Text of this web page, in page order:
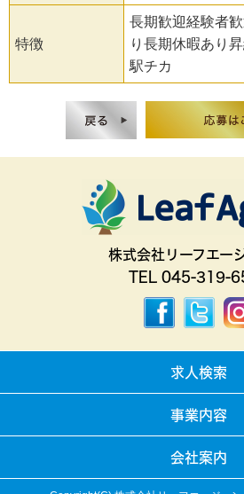
特徴
長期歓迎経験者
り長期休暇あり
駅チカ
株式会社リーフエー
TEL 045-319-
求人検索
事業内容
会社案内